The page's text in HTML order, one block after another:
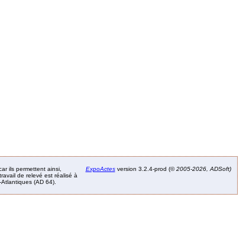
ils permettent ainsi,
de relevé est réalisé à
(AD 64).
ExpoActesversion 3.2.4-prod (©2005-2026, ADSoft)